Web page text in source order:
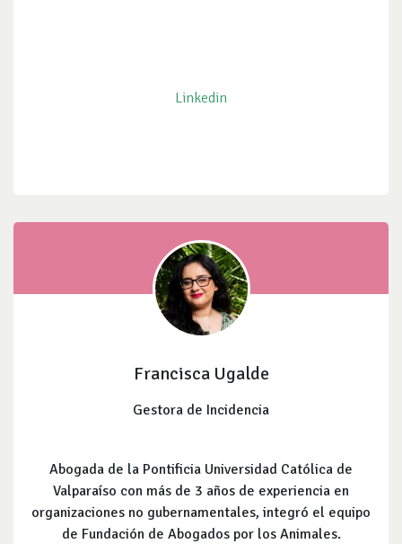
Linkedin
Francisca Ugalde
Gestora de Incidencia
Abogada de la Pontificia Universidad Católica de
Valparaíso con más de 3 años de experiencia en
organizaciones no gubernamentales, integró el equipo
de Fundación de Abogados por los Animales.